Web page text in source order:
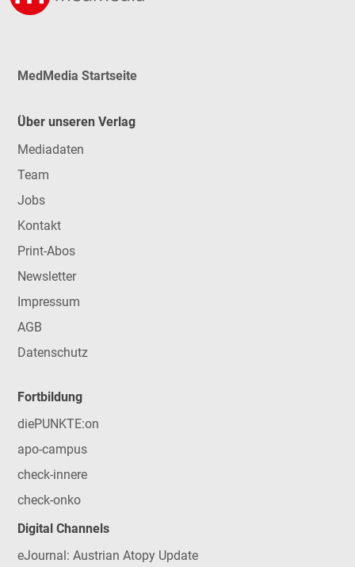
MedMedia Startseite
Über unseren Verlag
Mediadaten
Team
Jobs
Kontakt
Print-Abos
Newsletter
Impressum
AGB
Datenschutz
Fortbildung
diePUNKTE:on
apo-campus
check-innere
check-onko
Digital Channels
eJournal: Austrian Atopy Update